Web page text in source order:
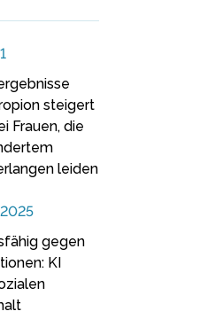
steigert
Frauen, die
leiden
gegen
KI